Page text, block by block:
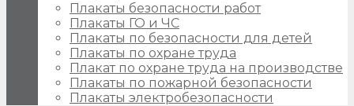
Плакаты безопасности работ
Плакаты ГО и ЧС
Плакаты по безопасности для детей
Плакаты по охране труда
Плакат по охране труда на производстве
Плакаты по пожарной безопасности
Плакаты электробезопасности